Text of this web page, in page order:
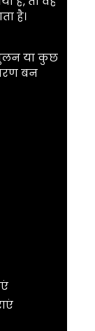
है।
या कुछ
बन